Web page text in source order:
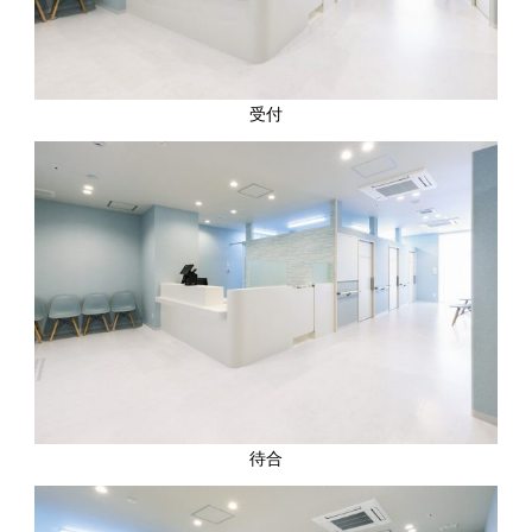
受付
待合